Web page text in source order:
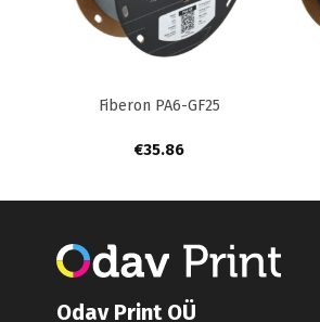
Fiberon PA6-GF25
€35.86
Odav Print OÜ